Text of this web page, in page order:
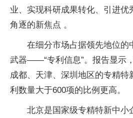
业、实现科研成果转化、引进优
角逐的新焦点 。
在细分市场占据领先地位的
武器——“专利信息”。报告显示
成都、天津、深圳地区的专精特
利数量大于600项的比例更高。
北京是国家级专精特新中小